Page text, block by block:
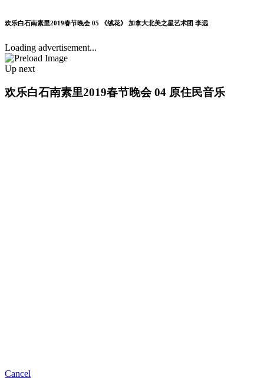
欢乐白石南素里2019春节晚会 05 《绒花》 加拿大北美之星艺术团 李远
Loading advertisement...
Up next
欢乐白石南素里2019春节晚会 04 原住民音乐
Cancel